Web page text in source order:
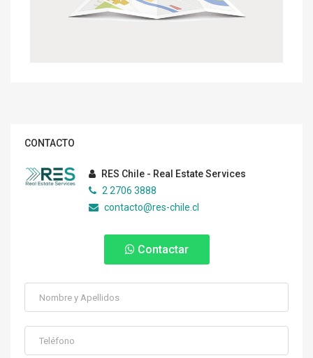
CONTACTO
RES Chile - Real Estate Services
2 2706 3888
contacto@res-chile.cl
Contactar